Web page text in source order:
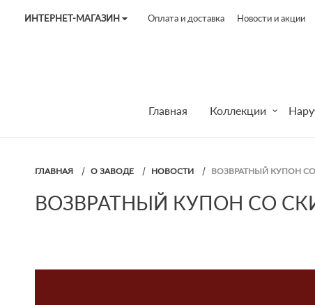
ИНТЕРНЕТ-МАГАЗИН
Оплата и доставка Новости и акции
Главная Коллекции
ГЛАВНАЯ О ЗАВОДЕ НОВОСТИ ВОЗВРАТНЫЙ КУПОН
ВОЗВРАТНЫЙ КУПОН СО